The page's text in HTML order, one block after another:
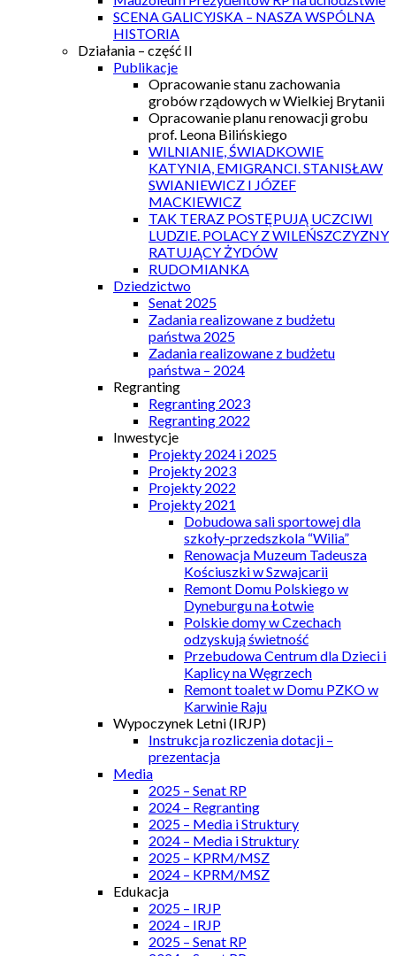
SCENA GALICYJSKA – NASZA WSPÓLNA
HISTORIA
Działania – część II
Publikacje
Opracowanie stanu zachowania
grobów rządowych w Wielkiej Brytanii
Opracowanie planu renowacji grobu
prof. Leona Bilińskiego
WILNIANIE, ŚWIADKOWIE
KATYNIA, EMIGRANCI. STANISŁAW
SWIANIEWICZ I JÓZEF
MACKIEWICZ
TAK TERAZ POSTĘPUJĄ UCZCIWI
LUDZIE. POLACY Z WILEŃSZCZYZNY
RATUJĄCY ŻYDÓW
RUDOMIANKA
Dziedzictwo
Senat 2025
Zadania realizowane z budżetu
państwa 2025
Zadania realizowane z budżetu
państwa – 2024
Regranting
Regranting 2023
Regranting 2022
Inwestycje
Projekty 2024 i 2025
Projekty 2023
Projekty 2022
Projekty 2021
Dobudowa sali sportowej dla
szkoły-przedszkola “Wilia”
Renowacja Muzeum Tadeusza
Kościuszki w Szwajcarii
Remont Domu Polskiego w
Dyneburgu na Łotwie
Polskie domy w Czechach
odzyskują świetność
Przebudowa Centrum dla Dzieci i
Kaplicy na Węgrzech
Remont toalet w Domu PZKO w
Karwinie Raju
Wypoczynek Letni (IRJP)
Instrukcja rozliczenia dotacji –
prezentacja
Media
2025 – Senat RP
2024 – Regranting
2025 – Media i Struktury
2024 – Media i Struktury
2025 – KPRM/MSZ
2024 – KPRM/MSZ
Edukacja
2025 – IRJP
2024 – IRJP
2025 – Senat RP